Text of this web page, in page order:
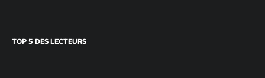
TOP 5 DES LECTEURS